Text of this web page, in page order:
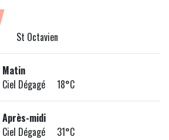
St Octavien
Matin
Ciel Dégagé 18°C
Après-midi
Ciel Dégagé 31°C